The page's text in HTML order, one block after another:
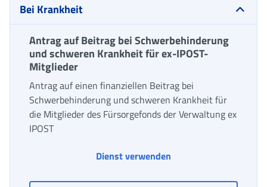
Bei Krankheit
Antrag auf Beitrag bei Schwerbehinderung
und schweren Krankheit für ex-IPOST-
Mitglieder
Antrag auf einen finanziellen Beitrag bei
Schwerbehinderung und schweren Krankheit für
die Mitglieder des Fürsorgefonds der Verwaltung ex
IPOST
Dienst verwenden